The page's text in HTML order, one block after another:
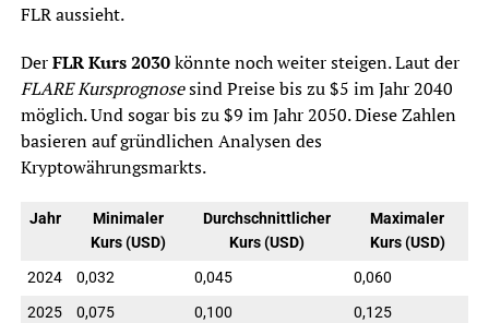
FLR aussieht.
DerFLR Kurs 2030könnte noch weiter steigen. Laut der
FLARE Kursprognosesind Preise bis zu $5 im Jahr 2040
möglich. Und sogar bis zu $9 im Jahr 2050. Diese Zahlen
basieren auf gründlichen Analysen des
Kryptowährungsmarkts.
Jahr
Minimaler
Kurs (USD)
Durchschnittlicher
Kurs (USD)
Maximaler
Kurs (USD)
2024
0,032 0,045
0,060
2025
0,075 0,100
0,125